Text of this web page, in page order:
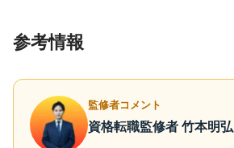
参考情報
監修者コメント
資格転職監修者 竹本明弘